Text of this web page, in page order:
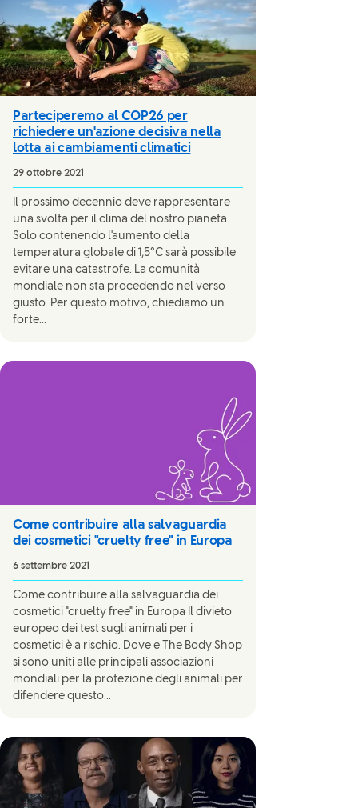
Parteciperemo al COP26 per
richiedere un'azione decisiva nella
lotta ai cambiamenti climatici
29 ottobre 2021
Il prossimo decennio deve rappresentare
una svolta per il clima del nostro pianeta.
Solo contenendo l'aumento della
temperatura globale di 1,5°C sarà possibile
evitare una catastrofe. La comunità
mondiale non sta procedendo nel verso
giusto. Per questo motivo, chiediamo un
forte...
Come contribuire alla salvaguardia
dei cosmetici "cruelty free" in Europa
6 settembre 2021
Come contribuire alla salvaguardia dei
cosmetici "cruelty free" in Europa Il divieto
europeo dei test sugli animali per i
cosmetici è a rischio. Dove e The Body Shop
si sono uniti alle principali associazioni
mondiali per la protezione degli animali per
difendere questo...